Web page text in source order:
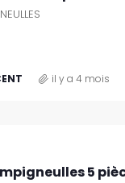
il y a 4 mois
5